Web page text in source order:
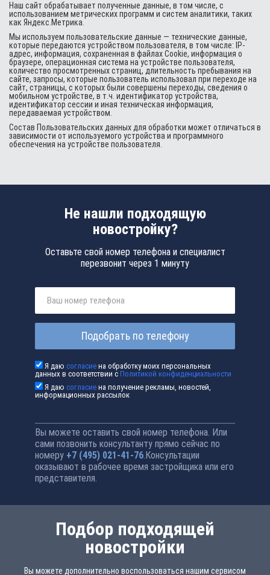
Наш сайт обрабатывает полученные данные, в том числе, с
использованием метрических программ и систем аналитики, таких
как Яндекс.Метрика.
Мы используем пользовательские данные — технические данные,
которые передаются устройством пользователя, в том числе: IP-
адрес, информация, сохраненная в файлах Cookie, информация о
браузере, операционная система на устройстве пользователя,
количество просмотренных страниц, длительность пребывания на
сайте, запросы, которые пользователь использовал при переходе на
сайт, страницы, с которых были совершены переходы, сведения о
мобильном устройстве, в т.ч. идентификатор устройства,
идентификатор сессии и иная техническая информация,
передаваемая устройством.
Состав Пользовательских данных для обработки может отличаться в
зависимости от используемого устройства и программного
обеспечения на устройстве пользователя.
Не нашли подходящую
новостройку?
Оставьте свой номер телефона и специалист
перезвонит через 1 минуту
Подобрать по телефону
Я даюсогласие на обработку моих персональных
данных в соответствии сПолитикой конфиденциальности
Я даюсогласие на получение рекламы, новостей,
информационных рассылок
Вы можете оставить свой номер телефона. Или
сами позвонить консультанту прямо сейчас по
номеру +7 (495) 021-41-76.Консультации
оказывают в рабочее время застройщика или его
представителя.
Подбор подходящей
новостройки
Вы можете дополнительно воспользоваться нашим сервисом